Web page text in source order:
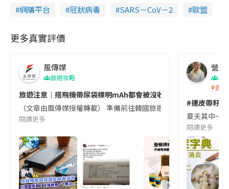
網購平台
冠狀病毒 SARS－CoV－2 歐盟
更多真實評價
風傳媒
旅遊攻略
旅遊注意｜搭飛機帶尿袋標明mAh都會被沒收😱出發前切記檢查
（文章由風傳媒授權轉載） 準備前往韓國旅遊的民眾，近期要
閱讀更多
營養
香港
#連皮帶籽
夏天其中一
閱讀更多